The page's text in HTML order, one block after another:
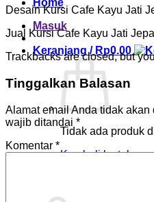
Home
Masuk
Keranjang / Rp0.00
Tidak ada produk
Kembali ke toko
Desain Kursi Cafe Kayu Jati
Jual Kursi Cafe Kayu Jati
Trackbacks are closed, but
Tinggalkan Balasan
Alamat email Anda tidak akan
wajib ditandai *
Komentar *